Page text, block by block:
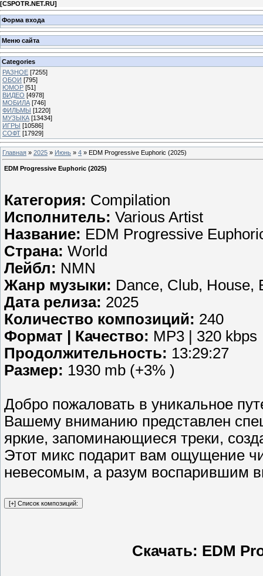
[CSPOTR.NET.RU]
Форма входа
Меню сайта
Categories
РАЗНОЕ [7255]
ОБОИ [795]
ЮМОР [51]
ВИДЕО [4978]
МОБИЛА [746]
ФИЛЬМЫ [1220]
МУЗЫКА [13434]
ИГРЫ [10586]
СОФТ [17929]
Главная » 2025 » Июнь » 4 » EDM Progressive Euphoric (2025)
EDM Progressive Euphoric (2025)
Категория: Compilation
Исполнитель: Various Artist
Название: EDM Progressive
Страна: World
Лейбл: NMN
Жанр музыки: Dance, Club, House,
Дата релиза: 2025
Количество композиций: 240
Формат | Качество: MP3 | 320 kbps
Продолжительность: 13:29:27
Размер: 1930 mb (+3% )
Добро пожаловать в уникальное
Вашему вниманию представлен
яркие, запоминающиеся треки,
Этот микс подарит вам ощущение
невесомым, а разум воспарившим
Скачать: EDM